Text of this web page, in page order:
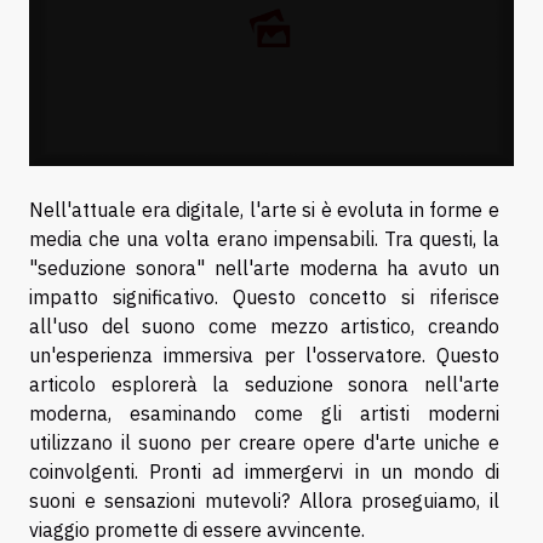
Nell'attuale era digitale, l'arte si è evoluta in forme e
media che una volta erano impensabili. Tra questi, la
"seduzione sonora" nell'arte moderna ha avuto un
impatto significativo. Questo concetto si riferisce
all'uso del suono come mezzo artistico, creando
un'esperienza immersiva per l'osservatore. Questo
articolo esplorerà la seduzione sonora nell'arte
moderna, esaminando come gli artisti moderni
utilizzano il suono per creare opere d'arte uniche e
coinvolgenti. Pronti ad immergervi in un mondo di
suoni e sensazioni mutevoli? Allora proseguiamo, il
viaggio promette di essere avvincente.